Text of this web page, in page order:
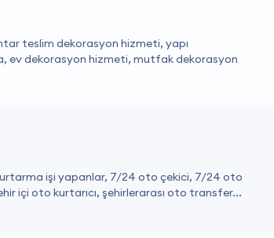
teslim dekorasyon hizmeti, yapı
ev dekorasyon hizmeti, mutfak dekorasyon
işi yapanlar, 7/24 oto çekici, 7/24 oto
içi oto kurtarıcı, şehirlerarası oto transfer...